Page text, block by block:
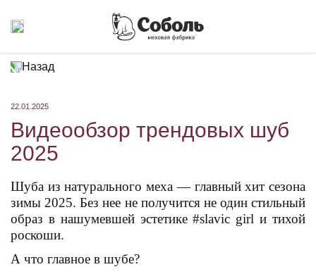
Назад
22.01.2025
Видеообзор трендовых шуб
2025
Шуба из натурального меха — главный хит сезона
зимы 2025. Без нее не получится не один стильный
образ в нашумевшей эстетике #slavic girl и тихой
роскоши.
А что главное в шубе?